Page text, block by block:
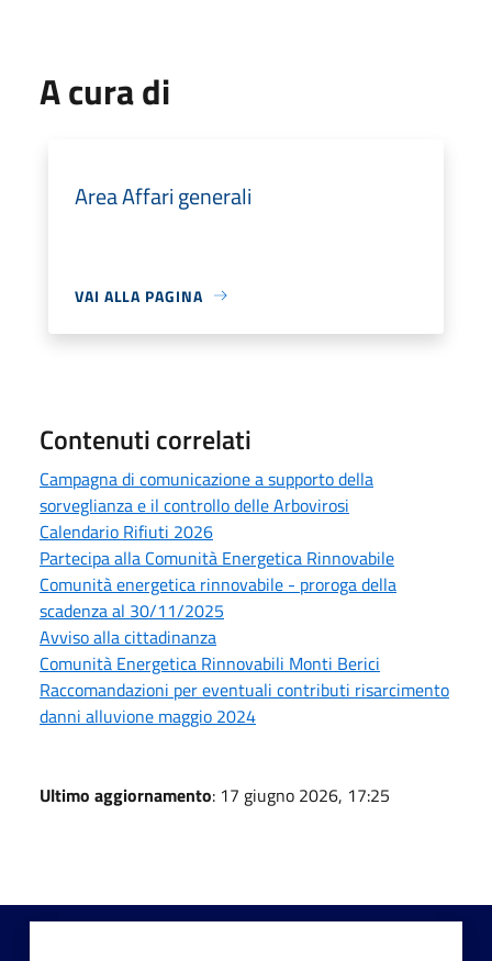
A cura di
Area Affari generali
VAI ALLA PAGINA
Contenuti correlati
Campagna di comunicazione a supporto della
sorveglianza e il controllo delle Arbovirosi
Calendario Rifiuti 2026
Partecipa alla Comunità Energetica Rinnovabile
Comunità energetica rinnovabile - proroga della
scadenza al 30/11/2025
Avviso alla cittadinanza
Comunità Energetica Rinnovabili Monti Berici
Raccomandazioni per eventuali contributi risarcimento
danni alluvione maggio 2024
Ultimo aggiornamento: 17 giugno 2026, 17:25